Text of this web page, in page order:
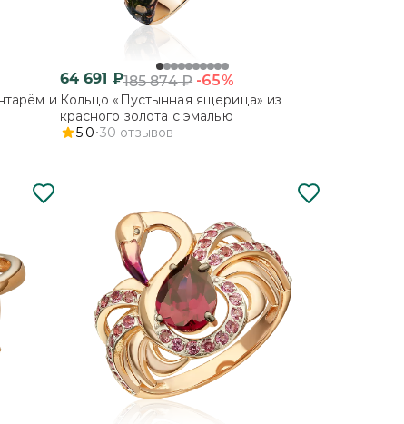
и
64 691 ₽185 874₽ -65%
Кольцо «Пустынная ящерица» из
красного золота с эмалью
5.0 30 отзывов